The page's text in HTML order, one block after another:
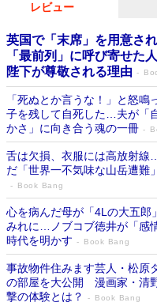
レビュー
英国で「末席」を用意さ
「最前列」に呼び寄せ
陛下が尊敬される理由
「死ぬとか言うな！」と怒鳴
子を残して自死した…夫が「
かさ」に向き合う魂の一冊
舌は欠損、衣服には高放射線
だ「世界一不気味な山岳遭難
Book Bang
心を病んだ母が「4Lの大五郎
みれに…ノブコブ徳井が「感
時代を明かす
Book Bang
事故物件住みます芸人・松原
の部屋を大公開 漫画家・清
撃の体験とは？
Book Bang